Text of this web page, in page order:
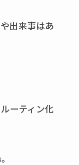
出来事はあ
ーティン化